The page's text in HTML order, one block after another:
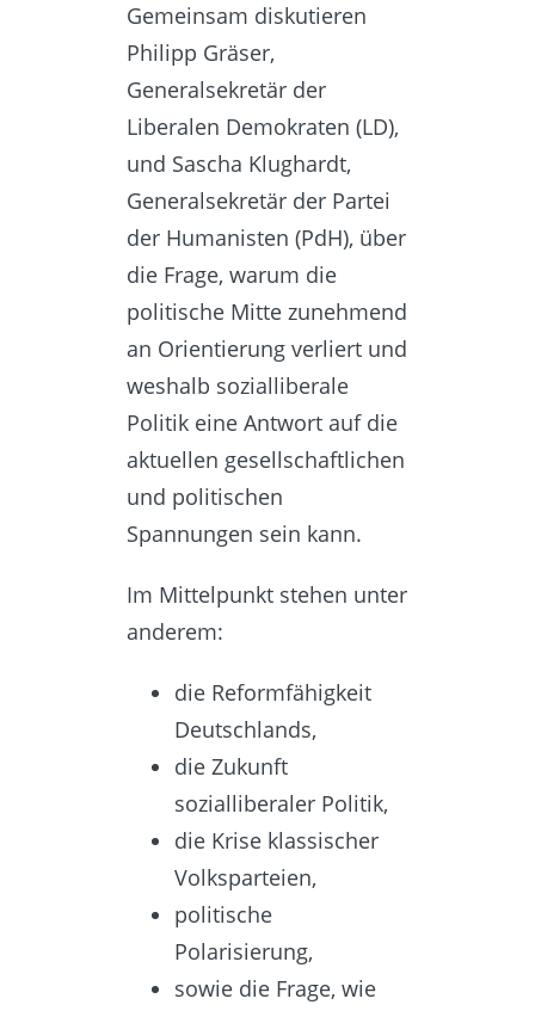
Gemeinsam diskutieren
Philipp Gräser,
Generalsekretär der
Liberalen Demokraten (LD),
und Sascha Klughardt,
Generalsekretär der Partei
der Humanisten (PdH), über
die Frage, warum die
politische Mitte zunehmend
an Orientierung verliert und
weshalb sozialliberale
Politik eine Antwort auf die
aktuellen gesellschaftlichen
und politischen
Spannungen sein kann.
Im Mittelpunkt stehen unter
anderem:
die Reformfähigkeit
Deutschlands,
die Zukunft
sozialliberaler Politik,
die Krise klassischer
Volksparteien,
politische
Polarisierung,
sowie die Frage, wie